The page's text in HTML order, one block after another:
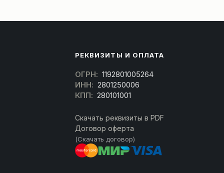
РЕКВИЗИТЫ И ОПЛАТА
ОГРН: 1192801005264
ИНН: 2801250006
КПП: 280101001
Скачать реквизиты в PDF
Договор оферта
(Скачать договор)